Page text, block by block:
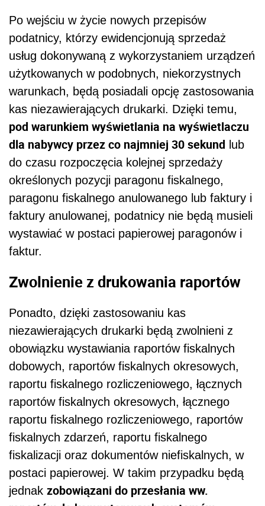
Po wejściu w życie nowych przepisów
podatnicy, którzy ewidencjonują sprzedaż
usług dokonywaną z wykorzystaniem urządzeń
użytkowanych w podobnych, niekorzystnych
warunkach, będą posiadali opcję zastosowania
kas niezawierających drukarki. Dzięki temu,
pod warunkiem wyświetlania na wyświetlaczu
dla nabywcy przez co najmniej 30 sekund lub
do czasu rozpoczęcia kolejnej sprzedaży
określonych pozycji paragonu fiskalnego,
paragonu fiskalnego anulowanego lub faktury i
faktury anulowanej, podatnicy nie będą musieli
wystawiać w postaci papierowej paragonów i
faktur.
Zwolnienie z drukowania raportów
Ponadto, dzięki zastosowaniu kas
niezawierających drukarki będą zwolnieni z
obowiązku wystawiania raportów fiskalnych
dobowych, raportów fiskalnych okresowych,
raportu fiskalnego rozliczeniowego, łącznych
raportów fiskalnych okresowych, łącznego
raportu fiskalnego rozliczeniowego, raportów
fiskalnych zdarzeń, raportu fiskalnego
fiskalizacji oraz dokumentów niefiskalnych, w
postaci papierowej. W takim przypadku będą
jednak zobowiązani do przesłania ww.